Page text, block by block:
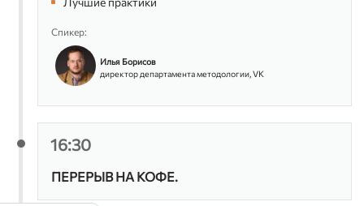
Спикер:
Илья Борисов
директор департамента методологии, VK
16:30
ПЕРЕРЫВ НА КОФЕ.